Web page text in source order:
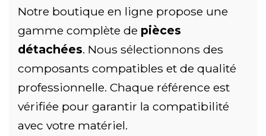
Notre boutique en ligne propose une
gamme complète de pièces
détachées. Nous sélectionnons des
composants compatibles et de qualité
professionnelle. Chaque référence est
vérifiée pour garantir la compatibilité
avec votre matériel.